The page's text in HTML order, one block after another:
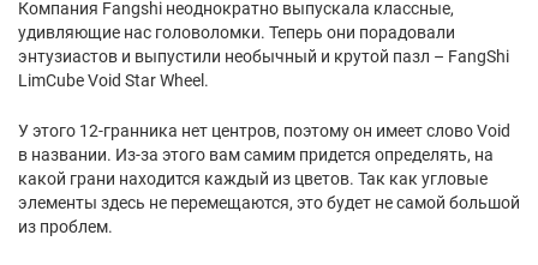
Компания Fangshi неоднократно выпускала классные,
удивляющие нас головоломки. Теперь они порадовали
энтузиастов и выпустили необычный и крутой пазл – FangShi
LimCube Void Star Wheel.
У этого 12-гранника нет центров, поэтому он имеет слово Void
в названии. Из-за этого вам самим придется определять, на
какой грани находится каждый из цветов. Так как угловые
элементы здесь не перемещаются, это будет не самой большой
из проблем.